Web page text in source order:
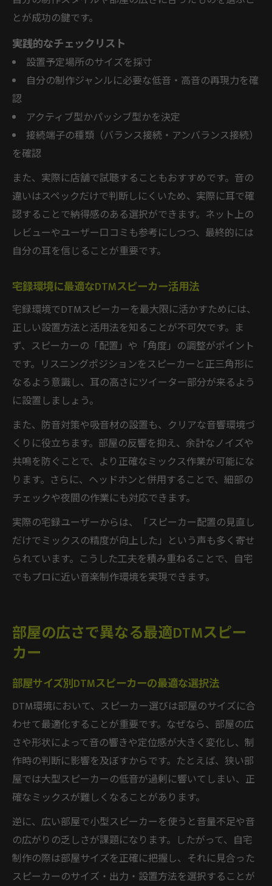
とが成功の鍵です。
実践的なチェックリスト
設置予定場所のサイズを採寸
自分の制作ジャンルに必要な低音・高音の再現力を確
認
アクティブ型かパッシブ型かを決定
接続端子の種類（バランス接続・アンバランス接続）
を確認
また、実際に店舗で試聴することもおすすめです。音の
違いはスペックだけで判断しにくいため、実際に耳で確
認することで納得感のある選択ができます。ネット上の
レビューやユーザー口コミも参考にしつつ、最終的には
自分の耳を信じることが重要です。
宅録環境に最適なDTMスピーカー活用法
宅録環境でDTMスピーカーを最大限に活かすためには、
正しい設置方法と活用法を知ることが不可欠です。ま
ず、スピーカーの「配置」や「角度」の調整がポイント
です。リスニングポジションをスピーカーと正三角形に
なるよう意識し、耳の高さにツイーター部分が来るよう
に設置しましょう。
また、防音対策や吸音材の設置も、クリアな音響環境づ
くりに役立ちます。部屋の反響を抑え、余計なノイズや
共鳴を防ぐことで、より正確なミックス作業が可能にな
ります。さらに、ヘッドホンと併用することで、細部の
チェックや夜間の作業にも対応できます。
実際の宅録ユーザーからは、「スピーカー配置の見直し
だけでミックスの精度が向上した」という声も多く寄せ
られています。こうした工夫を積み重ねることで、自宅
でもプロに近い音楽制作環境を実現できます。
部屋の広さで異なる最適DTMスピー
カー
部屋サイズ別DTMスピーカーの最適な選択法
DTM環境において、スピーカー選びは部屋のサイズに合
わせて最適化することが重要です。なぜなら、部屋の広
さや形状によって音の響きや定位感が大きく変化し、制
作時の判断に影響を及ぼすからです。たとえば、狭い部
屋では大型スピーカーの低音が過剰に響いてしまい、正
確なミックスが難しくなることがあります。
逆に、広い部屋で小型スピーカーを使うと音量不足や音
の広がりの乏しさが課題になります。したがって、自宅
制作の際は部屋サイズを正確に把握し、それに見合った
スピーカーのサイズ・出力・設置方法を選択することが